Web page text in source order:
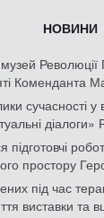
НОВИНИ
Революції
Коменданта
сучасності у
підготовчі
простору
під час
виставки та